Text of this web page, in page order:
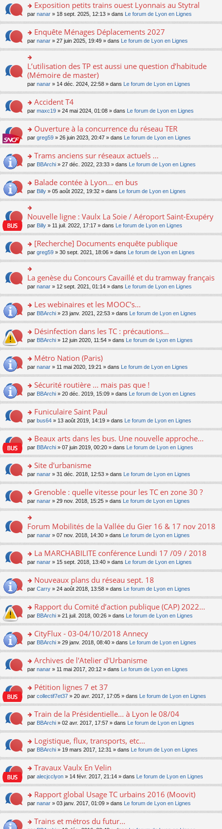
ult
er
le
m
e
s
g
e
n
o
lu
le
pl
u
s
e
nt
o
n
ult
er
le
m
s
a
e
n
o
lu
le
pl
u
s
e
nt
Exposition petits trains ouest Lyonnais au Stytral
par nanar » 18 sept. 2025, 12:13 » dans Le forum de Lyon en Lignes
o
n
s
ult
er
le
m
e
s
a
e
n
o
lu
le
pl
u
s
c
nt
Enquête Ménages Déplacements 2027
par nanar » 27 juin 2025, 19:49 » dans Le forum de Lyon en Lignes
n
s
ult
er
le
m
e
s
a
g
e
n
lu
le
pl
u
s
c
e
nt
L’utilisation des TP est aussi une question d’habitude
(Mémoire de master)
par nanar » 14 déc. 2024, 22:58 » dans Le forum de Lyon en Lignes
o
n
ult
er
le
m
e
a
g
e
n
o
lu
pl
u
s
ré
c
e
nt
Accident T4
par maxc19 » 24 mai 2024, 01:08 » dans Le forum de Lyon en Lignes
o
n
ult
er
le
m
e
s
g
e
n
o
lu
pl
u
s
ré
e
nt
Ouverture à la concurrence du réseau TER
par greg59 » 26 juin 2023, 20:47 » dans Le forum de Lyon en Lignes
o
n
ult
er
le
m
e
s
g
e
n
o
n
le
u
s
ré
e
nt
Trams anciens sur réseaux actuels ...
par BBArchi » 27 déc. 2022, 23:33 » dans Le forum de Lyon en Lignes
o
n
s
ult
er
le
m
e
s
a
e
n
o
n
le
u
s
ré
e
nt
Balade contée à Lyon... en bus
par Billy » 05 août 2022, 19:32 » dans Le forum de Lyon en Lignes
o
n
er
le
m
e
s
a
g
e
n
o
lu
le
pl
u
s
e
nt
Nouvelle ligne : Vaulx La Soie / Aéroport Saint-Exupéry
par Billy » 11 juil. 2022, 17:17 » dans Le forum de Lyon en Lignes
o
n
s
ult
er
le
m
e
s
g
e
n
o
lu
pl
u
s
c
e
nt
[Recherche] Documents enquête publique
par greg59 » 30 sept. 2021, 18:06 » dans Le forum de Lyon en Lignes
n
er
le
m
e
s
a
g
e
n
n
lu
le
pl
u
c
e
nt
La genèse du Concours Cavaillé et du tramway français
par nanar » 12 sept. 2021, 01:14 » dans Le forum de Lyon en Lignes
o
n
ult
er
le
m
e
a
g
e
n
n
le
pl
u
ré
c
e
nt
Les webinaires et les MOOC's...
par BBArchi » 23 janv. 2021, 22:53 » dans Le forum de Lyon en Lignes
o
n
ult
er
le
m
e
a
g
e
n
n
le
pl
u
ré
c
e
nt
Désinfection dans les TC : précautions...
par BBArchi » 12 juin 2020, 11:54 » dans Le forum de Lyon en Lignes
o
n
ult
er
le
m
e
a
g
e
n
n
le
pl
u
s
ré
c
e
nt
Métro Nation (Paris)
par nanar » 11 mai 2020, 19:21 » dans Le forum de Lyon en Lignes
o
n
ult
er
le
m
e
a
g
e
n
n
le
pl
u
s
c
e
nt
Sécurité routière ... mais pas que !
par BBArchi » 20 déc. 2019, 15:09 » dans Le forum de Lyon en Lignes
o
n
ult
er
le
m
e
a
g
e
n
o
lu
pl
u
s
c
e
nt
Funiculaire Saint Paul
par bus64 » 13 août 2019, 14:19 » dans Le forum de Lyon en Lignes
o
n
ult
er
le
m
e
s
g
e
n
o
lu
pl
u
s
c
e
nt
Beaux arts dans les bus. Une nouvelle approche...
par BBArchi » 07 juin 2019, 00:20 » dans Le forum de Lyon en Lignes
o
n
ult
er
le
m
e
s
g
e
n
o
lu
pl
u
s
c
e
nt
Site d'urbanisme
par nanar » 31 déc. 2018, 12:53 » dans Le forum de Lyon en Lignes
o
n
s
ult
er
le
m
e
s
g
e
n
o
lu
pl
u
s
c
e
nt
Grenoble : quelle vitesse pour les TC en zone 30 ?
par nanar » 29 nov. 2018, 15:25 » dans Le forum de Lyon en Lignes
o
n
er
le
m
e
s
a
g
e
n
n
lu
le
pl
u
c
e
nt
Forum Mobilités de la Vallée du Gier 16 & 17 nov 2018
par nanar » 07 nov. 2018, 14:30 » dans Le forum de Lyon en Lignes
o
n
ult
er
le
m
e
a
g
e
n
n
le
pl
u
ré
c
e
nt
La MARCHABILITE conférence Lundi 17 /09 / 2018
par nanar » 15 sept. 2018, 13:40 » dans Le forum de Lyon en Lignes
o
n
ult
er
le
m
e
a
g
e
n
n
le
pl
u
ré
c
e
nt
Nouveaux plans du réseau sept. 18
par Carry » 24 août 2018, 13:58 » dans Le forum de Lyon en Lignes
o
n
ult
er
le
m
e
a
g
e
n
n
le
pl
u
ré
c
e
nt
Rapport du Comité d’action publique (CAP) 2022...
par BBArchi » 21 juil. 2018, 00:26 » dans Le forum de Lyon en Lignes
o
n
ult
er
le
m
e
a
g
e
n
n
le
pl
u
ré
c
e
nt
CityFlux - 03-04/10/2018 Annecy
par BBArchi » 29 janv. 2018, 08:40 » dans Le forum de Lyon en Lignes
o
n
ult
er
le
m
e
a
g
e
n
n
le
pl
u
ré
Archives de l'Atelier d'Urbanisme
par nanar » 11 mai 2017, 20:12 » dans Le forum de Lyon en Lignes
o
n
ult
er
le
m
e
a
g
e
n
n
le
Pétition lignes 7 et 37
par collectif7et37 » 20 avr. 2017, 17:05 » dans Le forum de Lyon en Lignes
o
n
ult
er
le
m
e
a
g
e
n
Train de la Présidentielle... à Lyon le 08/04
par BBArchi » 02 avr. 2017, 17:57 » dans Le forum de Lyon en Lignes
o
n
ult
er
le
m
e
a
Logistique, flux, transports, etc...
par BBArchi » 19 mars 2017, 12:31 » dans Le forum de Lyon en Lignes
o
n
ult
er
le
m
Travaux Vaulx En Velin
par alecjcclyon » 14 févr. 2017, 21:14 » dans Le forum de Lyon en Lignes
o
n
ult
Rapport global Usage TC urbains 2016 (Moovit)
par nanar » 03 janv. 2017, 01:09 » dans Le forum de Lyon en Lignes
Trains et métros du futur...